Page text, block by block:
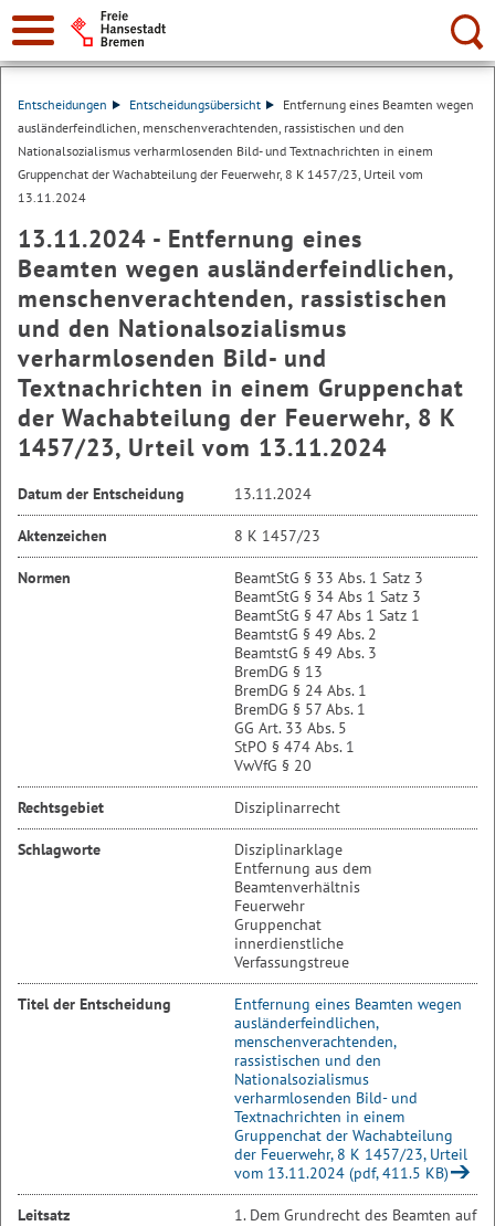
Suche:
Entscheidungen Entscheidungsübersicht
Entfernung eines Beamten wegen
ausländerfeindlichen, menschenverachtenden, rassistischen und den
Nationalsozialismus verharmlosenden Bild- und Textnachrichten in einem
Gruppenchat der Wachabteilung der Feuerwehr, 8 K 1457/23, Urteil vom
13.11.2024
13.11.2024 - Entfernung eines
Beamten wegen ausländerfeindlichen,
menschenverachtenden, rassistischen
und den Nationalsozialismus
verharmlosenden Bild- und
Textnachrichten in einem Gruppenchat
der Wachabteilung der Feuerwehr, 8 K
1457/23, Urteil vom 13.11.2024
Datum der Entscheidung 13.11.2024
Aktenzeichen 8 K 1457/23
Normen
BeamtStG § 33 Abs. 1 Satz 3
BeamtStG § 34 Abs 1 Satz 3
BeamtStG § 47 Abs 1 Satz 1
BeamtstG § 49 Abs. 2
BeamtstG § 49 Abs. 3
BremDG § 13
BremDG § 24 Abs. 1
BremDG § 57 Abs. 1
GG Art. 33 Abs. 5
StPO § 474 Abs. 1
VwVfG § 20
Rechtsgebiet Disziplinarrecht
Schlagworte
Disziplinarklage
Entfernung aus dem
Beamtenverhältnis
Feuerwehr
Gruppenchat
innerdienstliche
Verfassungstreue
Titel der Entscheidung
Entfernung eines Beamten wegen
ausländerfeindlichen,
menschenverachtenden,
rassistischen und den
Nationalsozialismus
verharmlosenden Bild- und
Textnachrichten in einem
Gruppenchat der Wachabteilung
der Feuerwehr, 8 K 1457/23, Urteil
vom 13.11.2024 (pdf, 411.5 KB)
Leitsatz
1. Dem Grundrecht des Beamten auf